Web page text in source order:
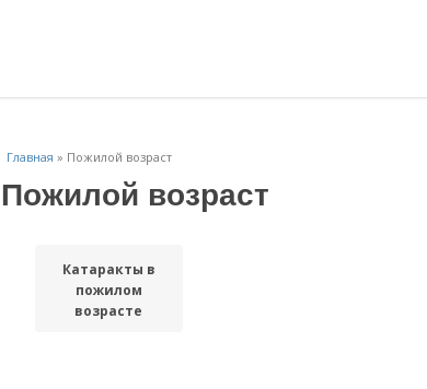
Главная » Пожилой возраст
Пожилой возраст
Катаракты в
пожилом
возрасте